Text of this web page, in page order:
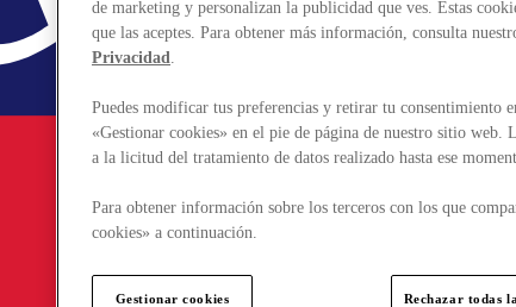
de marketing y personalizan la publicidad que ves. Estas
que las aceptes. Para obtener más información, consulta
Privacidad.
Puedes modificar tus preferencias y retirar tu consentimiento
«Gestionar cookies» en el pie de página de nuestro sitio web.
a la licitud del tratamiento de datos realizado hasta ese
Para obtener información sobre los terceros con los que
cookies» a continuación.
Gestionar cookies Rechazar todas